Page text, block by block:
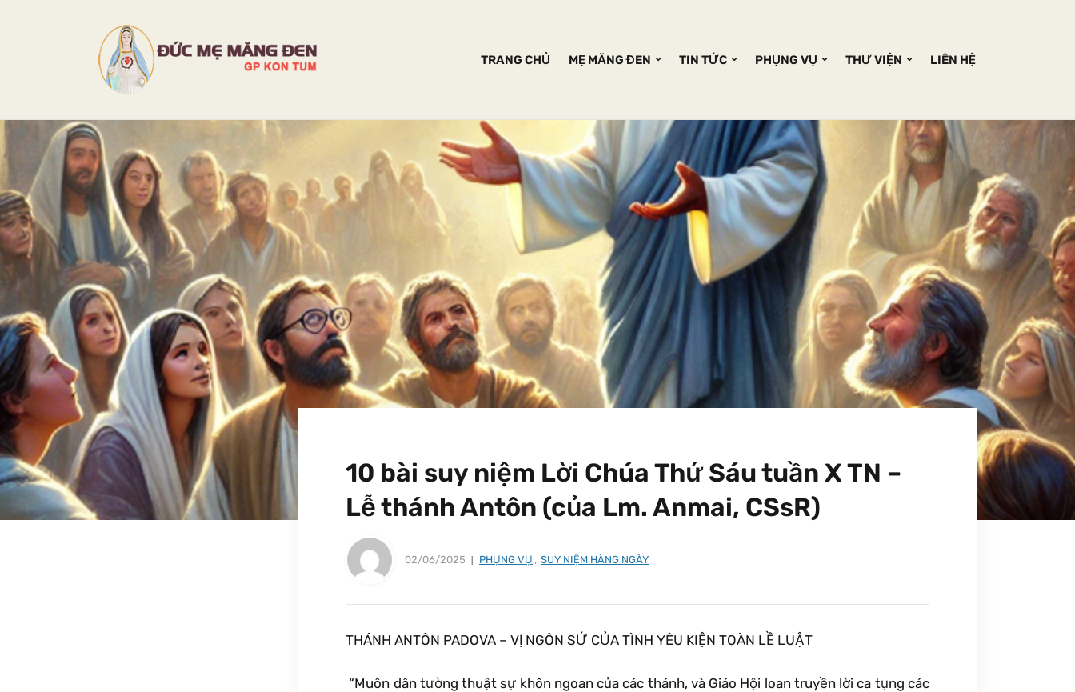
TRANG CHỦ MẸ MĂNG ĐEN TIN TỨC PHỤNG VỤ THƯ VIỆN LIÊN HỆ
10 bài suy niệm Lời Chúa Thứ Sáu tuần X TN –
Lễ thánh Antôn (của Lm. Anmai, CSsR)
02/06/2025 PHỤNG VỤ , SUY NIỆM HÀNG NGÀY
THÁNH ANTÔN PADOVA – VỊ NGÔN SỨ CỦA TÌNH YÊU KIỆN TOÀN LỀ LUẬT
“Muôn dân tường thuật sự khôn ngoan của các thánh, và Giáo Hội loan truyền lời ca tụng các